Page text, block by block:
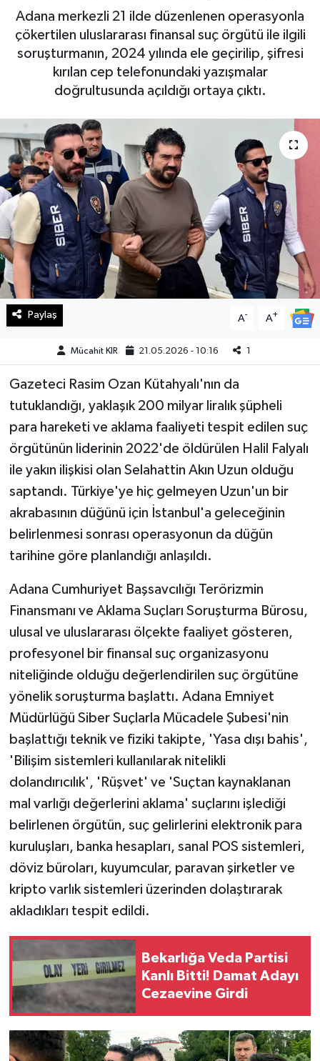
Adana merkezli 21 ilde düzenlenen operasyonla
çökertilen uluslararası finansal suç örgütü ile ilgili
soruşturmanın, 2024 yılında ele geçirilip, şifresi
kırılan cep telefonundaki yazışmalar
doğrultusunda açıldığı ortaya çıktı.
Paylaş A- A+
Mücahit KIR 21.05.2026 - 10:16 1
Gazeteci Rasim Ozan Kütahyalı'nın da
tutuklandığı, yaklaşık 200 milyar liralık şüpheli
para hareketi ve aklama faaliyeti tespit edilen suç
örgütünün liderinin 2022'de öldürülen Halil Falyalı
ile yakın ilişkisi olan Selahattin Akın Uzun olduğu
saptandı. Türkiye'ye hiç gelmeyen Uzun'un bir
akrabasının düğünü için İstanbul'a geleceğinin
belirlenmesi sonrası operasyonun da düğün
tarihine göre planlandığı anlaşıldı.
Adana Cumhuriyet Başsavcılığı Terörizmin
Finansmanı ve Aklama Suçları Soruşturma Bürosu,
ulusal ve uluslararası ölçekte faaliyet gösteren,
profesyonel bir finansal suç organizasyonu
niteliğinde olduğu değerlendirilen suç örgütüne
yönelik soruşturma başlattı. Adana Emniyet
Müdürlüğü Siber Suçlarla Mücadele Şubesi'nin
başlattığı teknik ve fiziki takipte, 'Yasa dışı bahis',
'Bilişim sistemleri kullanılarak nitelikli
dolandırıcılık', 'Rüşvet' ve 'Suçtan kaynaklanan
mal varlığı değerlerini aklama' suçlarını işlediği
belirlenen örgütün, suç gelirlerini elektronik para
kuruluşları, banka hesapları, sanal POS sistemleri,
döviz büroları, kuyumcular, paravan şirketler ve
kripto varlık sistemleri üzerinden dolaştırarak
akladıkları tespit edildi.
Bekarlığa Veda Partisi
Kanlı Bitti! Damat Adayı
Cezaevine Girdi
Kültür Sanat
Magazin
Manşet Altı
Manşetler
Resmi İlan
Sağlık
Spor
SürManşet
Teknoloji
Yaşam
KAHRAMANMARAŞ